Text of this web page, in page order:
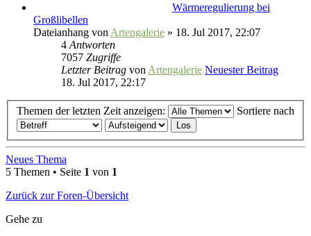
Wärmeregulierung bei
Großlibellen
Dateianhang von Artengalerie » 18. Jul 2017, 22:07
4 Antworten
7057 Zugriffe
Letzter Beitrag von Artengalerie Neuester Beitrag
18. Jul 2017, 22:17
Themen der letzten Zeit anzeigen: Sortiere nach
Neues Thema
5 Themen • Seite 1 von 1
Zurück zur Foren-Übersicht
Gehe zu